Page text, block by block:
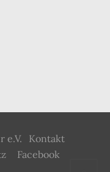
e.V.
Kontakt
Facebook